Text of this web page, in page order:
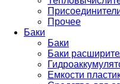
Прочее
Баки
Баки
Баки
Емкости